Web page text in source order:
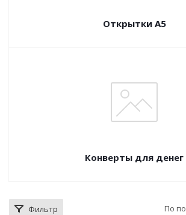
Открытки А5
Конверты для денег
Фильтр